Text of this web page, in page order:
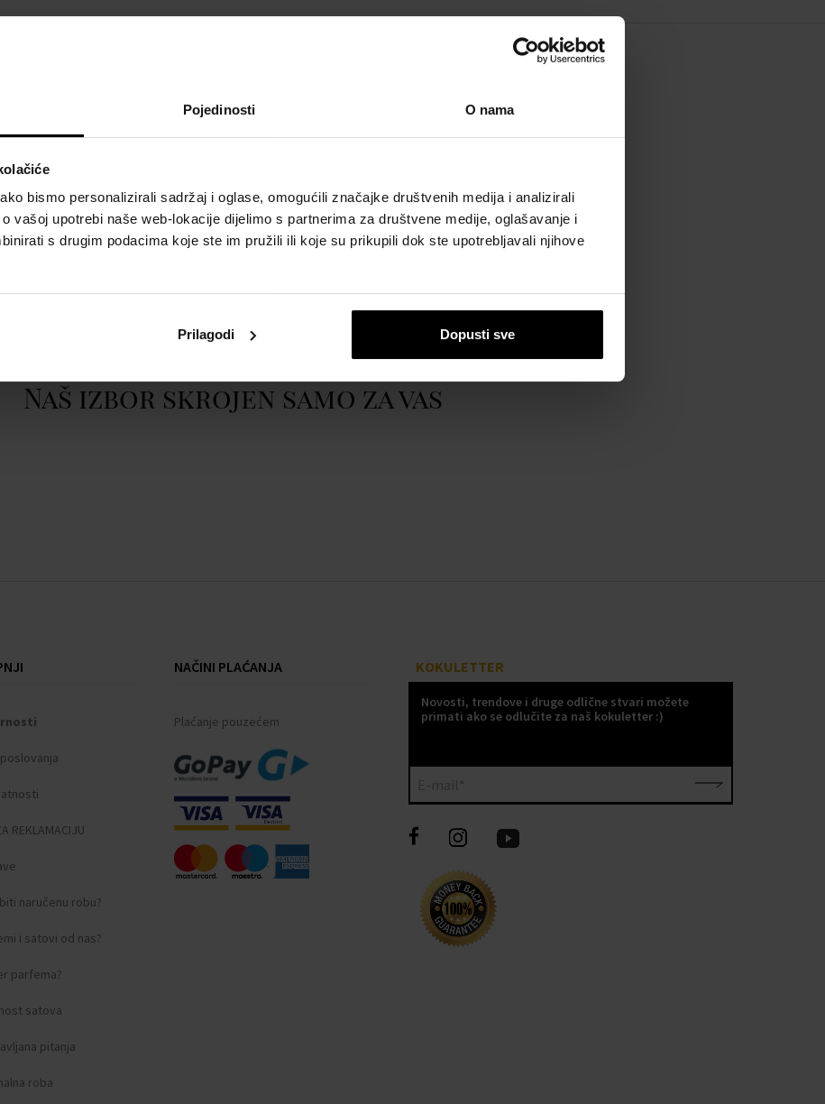
Pojedinosti O nama
bismo personalizirali sadržaj i oglase, omogućili značajke društvenih medija i analizirali
vašoj upotrebi naše web-lokacije dijelimo s partnerima za društvene medije, oglašavanje i
s drugim podacima koje ste im pružili ili koje su prikupili dok ste upotrebljavali njihove
Prilagodi Dopusti sve
Naš izbor skrojen samo za vas
REKLAMACIJU
naručenu robu?
i satovi od nas?
parfema?
satova
pitanja
roba
NAČINI PLAĆANJA
Plaćanje pouzećem
KOKULETTER
Novosti, trendove i druge odlične stvari možete
primati ako se odlučite za naš kokuletter :)